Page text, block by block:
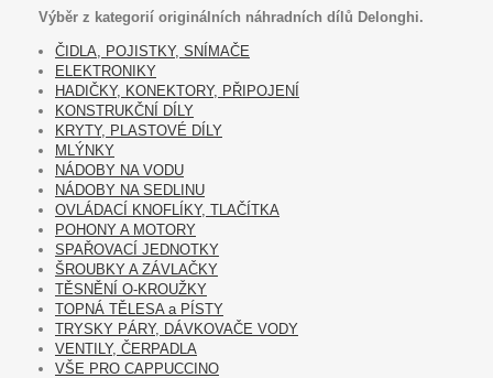
Výběr z kategorií originálních náhradních dílů Delonghi.
ČIDLA, POJISTKY, SNÍMAČE
ELEKTRONIKY
HADIČKY, KONEKTORY, PŘIPOJENÍ
KONSTRUKČNÍ DÍLY
KRYTY, PLASTOVÉ DÍLY
MLÝNKY
NÁDOBY NA VODU
NÁDOBY NA SEDLINU
OVLÁDACÍ KNOFLÍKY, TLAČÍTKA
POHONY A MOTORY
SPAŘOVACÍ JEDNOTKY
ŠROUBKY A ZÁVLAČKY
TĚSNĚNÍ O-KROUŽKY
TOPNÁ TĚLESA a PÍSTY
TRYSKY PÁRY, DÁVKOVAČE VODY
VENTILY, ČERPADLA
VŠE PRO CAPPUCCINO